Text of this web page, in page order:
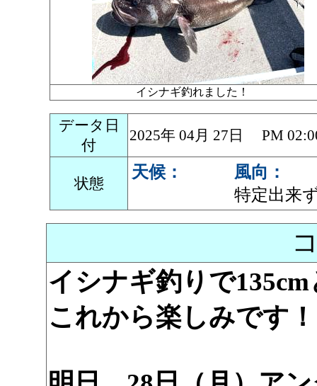
イシナギ釣れました！
データ日
付
2025年 04月 27日 PM
状態
天候：
風向：
特定出来
イシナギ釣りで
これから楽しみです！